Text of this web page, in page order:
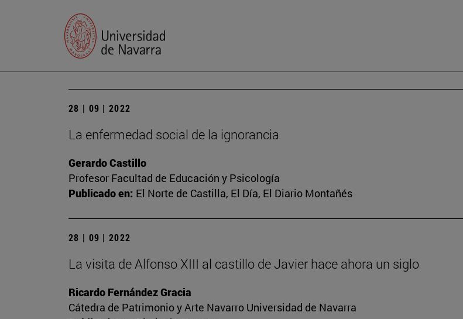
28 | 09 | 2022
La enfermedad social de la ignorancia
Gerardo Castillo
Profesor Facultad de Educación y Psicología
Publicado en: El Norte de Castilla, El Día, El Diario Montañés
28 | 09 | 2022
La visita de Alfonso XIII al castillo de Javier hace ahora un siglo
Ricardo Fernández Gracia
Cátedra de Patrimonio y Arte Navarro Universidad de Navarra